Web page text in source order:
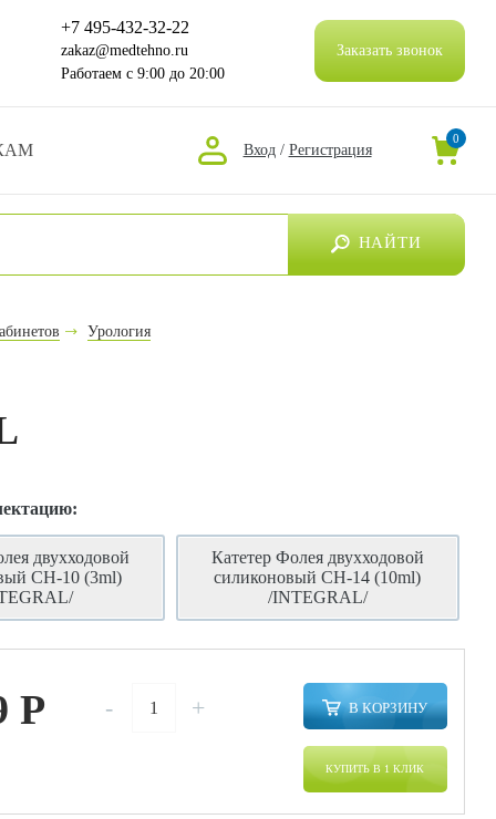
+7 495-432-32-22
zakaz@medtehno.ru
Работаем с 9:00 до 20:00
Заказать звонок
Вход / Регистрация
0
НАЙТИ
Урология
двухходовой
CH-10 (3ml)
Катетер Фолея двухходовой
силиконовый CH-14 (10ml)
/INTEGRAL/
P - + В КОРЗИНУ
КУПИТЬ В 1 КЛИК